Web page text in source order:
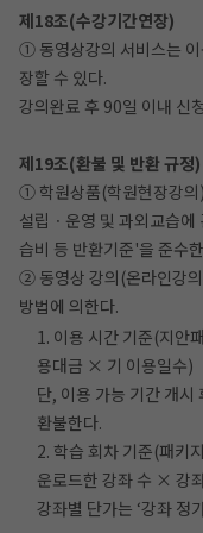
제18조(수강기간연장)
① 동영상강의 서비스는 이
장할 수 있다.
강의완료 후 90일 이내 신
제19조(환불 및 반환 규정)
① 학원상품(학원현장강의
설립ㆍ운영 및 과외교습
습비 등 반환기준'을 준수
② 동영상 강의(온라인강
방법에 의한다.
1. 이용 시간 기준(지안
용대금 × 기 이용일수)
단, 이용 가능 기간 개시
환불한다.
2. 학습 회차 기준(패키
운로드한 강좌 수 × 강
강좌별 단가는 ‘강좌 정